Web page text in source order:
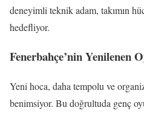
deneyimli teknik adam, takımın
hedefliyor.
Fenerbahçe’nin Yenilenen
Yeni hoca, daha tempolu ve
benimsiyor. Bu doğrultuda genç